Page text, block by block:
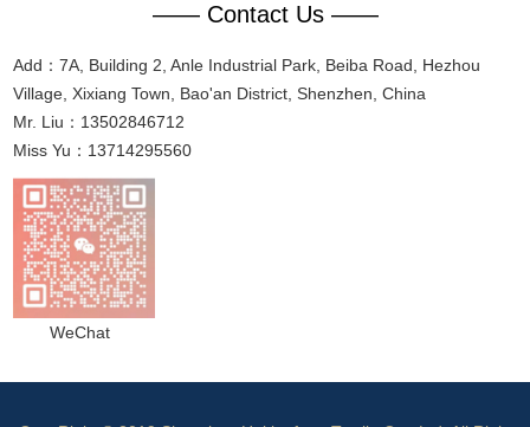
—— Contact Us ——
Add：7A, Building 2, Anle Industrial Park, Beiba Road, Hezhou
Village, Xixiang Town, Bao'an District, Shenzhen, China
Mr. Liu：13502846712
Miss Yu：13714295560
WeChat